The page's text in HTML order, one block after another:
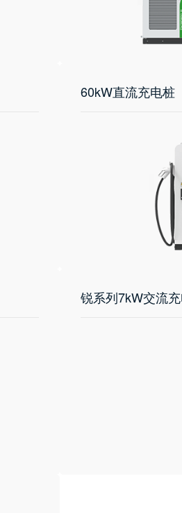
60kW直流充电桩
锐系列7kW交流